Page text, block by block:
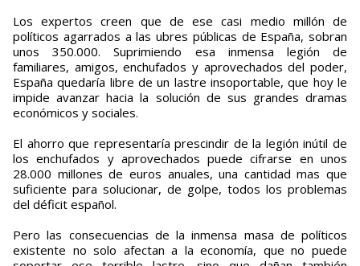
Los expertos creen que de ese casi medio millón de
políticos agarrados a las ubres públicas de España, sobran
unos 350.000. Suprimiendo esa inmensa legión de
familiares, amigos, enchufados y aprovechados del poder,
España quedaría libre de un lastre insoportable, que hoy le
impide avanzar hacia la solución de sus grandes dramas
económicos y sociales.
El ahorro que representaría prescindir de la legión inútil de
los enchufados y aprovechados puede cifrarse en unos
28.000 millones de euros anuales, una cantidad mas que
suficiente para solucionar, de golpe, todos los problemas
del déficit español.
Pero las consecuencias de la inmensa masa de políticos
existente no solo afectan a la economía, que no puede